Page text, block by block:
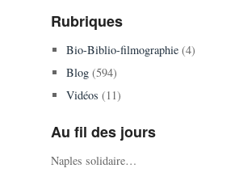
Rubriques
Bio-Biblio-filmographie(4)
Blog(594)
Vidéos (11)
Au fil des jours
Naples solidaire…